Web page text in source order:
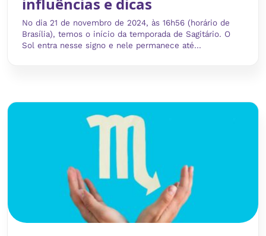
influências e dicas
No dia 21 de novembro de 2024, às 16h56 (horário de
Brasília), temos o início da temporada de Sagitário. O
Sol entra nesse signo e nele permanece até...